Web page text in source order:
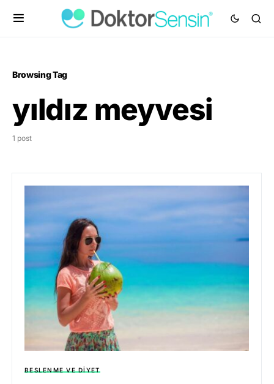
Browsing Tag
yıldız meyvesi
1 post
BESLENME VE DIYET